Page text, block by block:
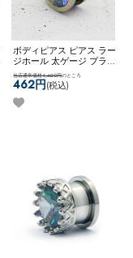
ボディピアス ピアス ラー
ジホール 太ゲージ プラグ
トンネル 大きいサイズ 拡
張 ネコポス不可 [ 14mm ]
ジュエルフレッシュトン
ネル
当店通常価格4,620円のところ
462円(税込)